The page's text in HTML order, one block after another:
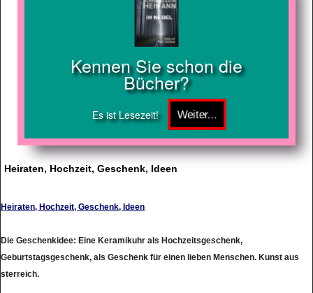
Kennen Sie schon die
Bücher?
Es ist Lesezeit!
Heiraten, Hochzeit, Geschenk, Ideen
Heiraten, Hochzeit, Geschenk, Ideen
Die Geschenkidee: Eine Keramikuhr als Hochzeitsgeschenk,
Geburtstagsgeschenk, als Geschenk für einen lieben Menschen. Kunst aus
sterreich.